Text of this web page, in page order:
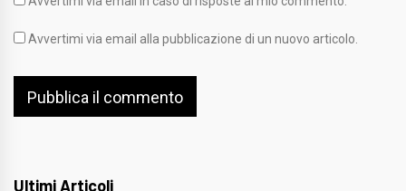
Avvertimi via email alla pubblicazione di un nuovo articolo.
Ultimi Articoli